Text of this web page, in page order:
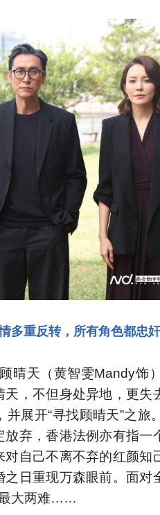
多重反转， 所有角色都忠
晴天（黄智雯Mandy
，不但身处异地，更
展开“寻找顾晴天”之
弃，香港法例亦有指
自己不离不弃的红颜
日重现万森眼前。面
最大两难……